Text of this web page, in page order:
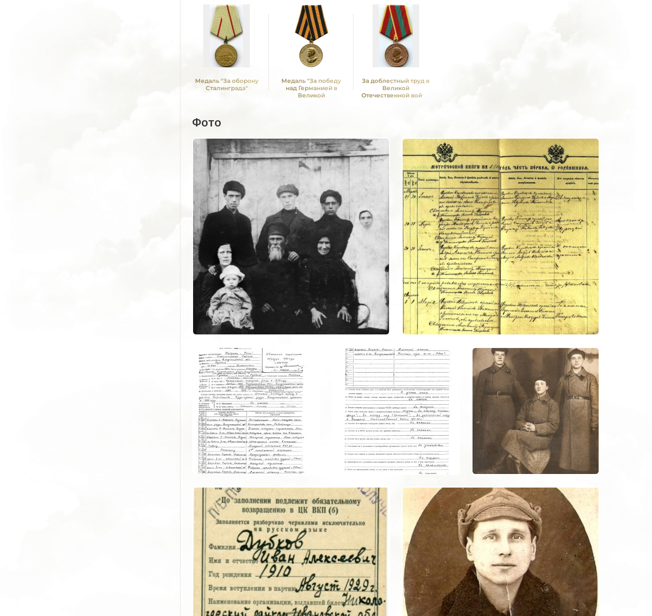
Медаль "За оборону
Сталинграда"
Медаль "За победу
над Германией в
Великой
За доблестный труд в
Великой
Отечественной войне
Фото